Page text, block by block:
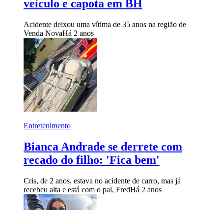
veículo e capota em BH
Acidente deixou uma vítima de 35 anos na região de
Venda NovaHá 2 anos
Entretenimento
Bianca Andrade se derrete com
recado do filho: 'Fica bem'
Cris, de 2 anos, estava no acidente de carro, mas já
recebeu alta e está com o pai, FredHá 2 anos